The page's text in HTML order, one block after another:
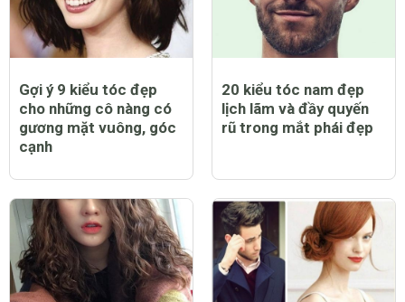
Gợi ý 9 kiểu tóc đẹp
cho những cô nàng có
gương mặt vuông, góc
cạnh
20 kiểu tóc nam đẹp
lịch lãm và đầy quyến
rũ trong mắt phái đẹp